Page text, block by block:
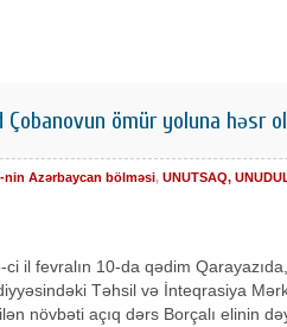
Çobanovun ömür yoluna həsr
nin Azərbaycan bölməsi, UNUTSAQ,
ci il fevralın 10-da qədim
Təhsil və İnteqrasiya
növbəti açıq dərs Borçalı elinin